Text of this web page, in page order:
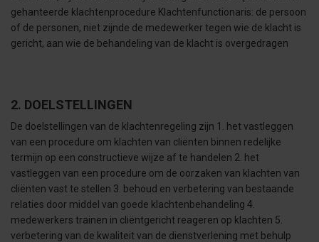
gehanteerde klachtenprocedure Klachtenfunctionaris: de persoon
of de personen, niet zijnde de medewerker tegen wie de klacht is
gericht, aan wie de behandeling van de klacht is overgedragen
2. DOELSTELLINGEN
De doelstellingen van de klachtenregeling zijn 1. het vastleggen
van een procedure om klachten van cliënten binnen redelijke
termijn op een constructieve wijze af te handelen 2. het
vastleggen van een procedure om de oorzaken van klachten van
cliënten vast te stellen 3. behoud en verbetering van bestaande
relaties door middel van goede klachtenbehandeling 4.
medewerkers trainen in cliëntgericht reageren op klachten 5.
verbetering van de kwaliteit van de dienstverlening met behulp